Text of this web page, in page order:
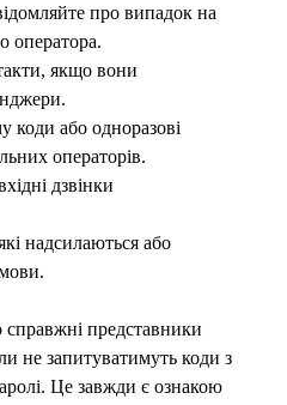
про випадок на
оператора.
якщо вони
коди або одноразові
операторів.
дзвінки
надсилаються або
представники
не запитуватимуть коди з
Це завжди є ознакою